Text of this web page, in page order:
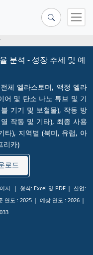
분석 - 성장 추세 및 예
체 엘라스토머, 액정 엘라
어 및 탄소 나노 튜브 및 기
기기 및 보철물), 작동 방
작동 및 기타), 최종 사용
타), 지역별 (북미, 유럽, 아
리카)
로드
지 형식: Excel 및 PDF
산업:
연도 : 2025 예상 연도 : 2026